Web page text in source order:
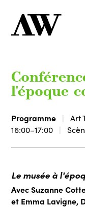
l'époque
Programme Art
16:00–17:00
Le musée à
Avec Suzanne
et Emma Lavigne,